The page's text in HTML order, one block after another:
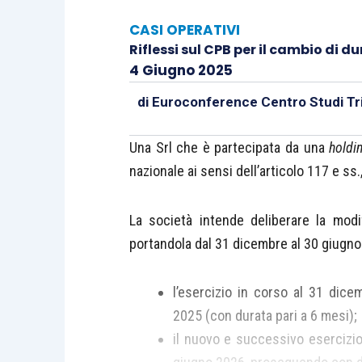
CASI OPERATIVI
Riflessi sul CPB per il cambio di
4 Giugno 2025
di Euroconference Centro Studi
Una Srl che è partecipata da una
nazionale ai sensi dell’articolo 117 e
La società intende deliberare la
portandola dal 31 dicembre al 30
l’esercizio in corso al 31
2025 (con durata pari a 6 mesi);
il nuovo e successivo